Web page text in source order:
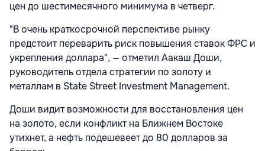
цен до шестимесячного минимума в четверг.
"В очень краткосрочной перспективе рынку
предстоит переварить риск повышения ставок ФРС и
укрепления доллара", — отметил Аакаш Доши,
руководитель отдела стратегии по золоту и
металлам в State Street Investment Management.
Доши видит возможности для восстановления цен
на золото, если конфликт на Ближнем Востоке
утихнет, а нефть подешевеет до 80 долларов за